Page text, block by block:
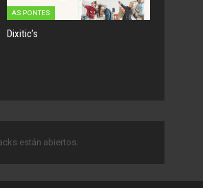
AS PONTES
Dixitic’s
están abiertos.